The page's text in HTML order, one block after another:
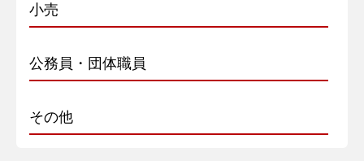
小売
公務員・団体職員
その他